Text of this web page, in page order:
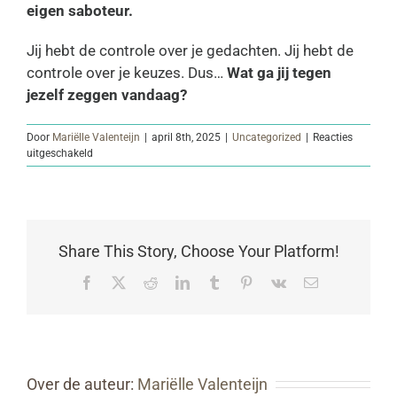
eigen saboteur.
Jij hebt de controle over je gedachten. Jij hebt de
controle over je keuzes. Dus… Wat ga jij tegen
jezelf zeggen vandaag?
Door Mariëlle Valenteijn | april 8th, 2025 | Uncategorized | Reacties
uitgeschakeld
De
Share This Story, Choose Your Platform!
Facebook
TwitterRedditLinkedInTumblr Pinterest
Vk
E-
Over de auteur: Mariëlle Valenteijn